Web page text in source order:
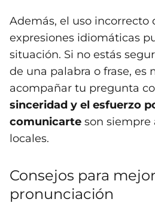
Además, el uso incorrecto
expresiones idiomáticas
situación. Si no estás
de una palabra o frase, es
acompañar tu pregunta
sinceridad y el esfuerzo
comunicarte son siempre
locales.
Consejos para
pronunciación